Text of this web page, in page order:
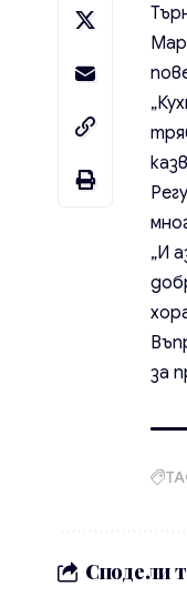
„И
за
Сподели